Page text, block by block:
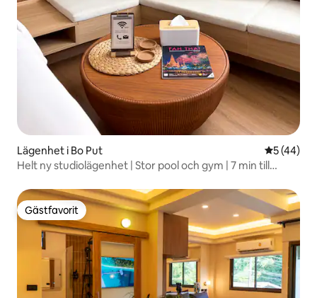
Lägenhet i Bo Put 5 av 5 i
5 (44)
Helt ny studiolägenhet | Stor pool och gym | 7 min till
Gästfavorit
Gästfavorit